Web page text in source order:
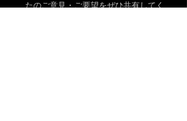
たのご意見・ご要望をぜひ共有してく